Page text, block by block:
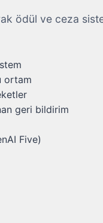
ödül ve ceza
ortam
geri bildirim
Five)